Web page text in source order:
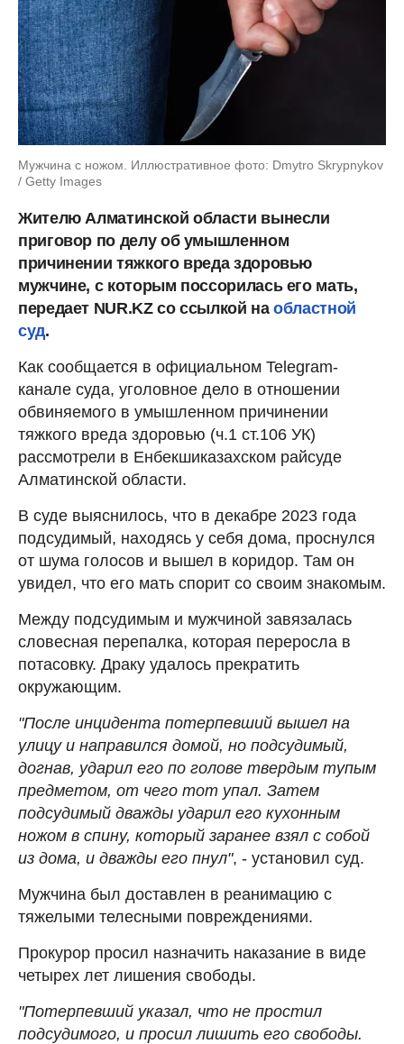
Мужчина с ножом. Иллюстративное фото: Dmytro Skrypnykov
/ Getty Images
Жителю Алматинской области вынесли
приговор по делу об умышленном
причинении тяжкого вреда здоровью
мужчине, с которым поссорилась его мать,
передает NUR.KZ со ссылкой наобластной
суд.
Как сообщается в официальном Telegram-
канале суда, уголовное дело в отношении
обвиняемого в умышленном причинении
тяжкого вреда здоровью (ч.1 ст.106 УК)
рассмотрели в Енбекшиказахском райсуде
Алматинской области.
В суде выяснилось, что в декабре 2023 года
подсудимый, находясь у себя дома, проснулся
от шума голосов и вышел в коридор. Там он
увидел, что его мать спорит со своим знакомым.
Между подсудимым и мужчиной завязалась
словесная перепалка, которая переросла в
потасовку. Драку удалось прекратить
окружающим.
"После инцидента потерпевший вышел на
улицу и направился домой, но подсудимый,
догнав, ударил его по голове твердым тупым
предметом, от чего тот упал. Затем
подсудимый дважды ударил его кухонным
ножом в спину, который заранее взял с собой
из дома, и дважды его пнул", - установил суд.
Мужчина был доставлен в реанимацию с
тяжелыми телесными повреждениями.
Прокурор просил назначить наказание в виде
четырех лет лишения свободы.
"Потерпевший указал, что не простил
подсудимого, и просил лишить его свободы.